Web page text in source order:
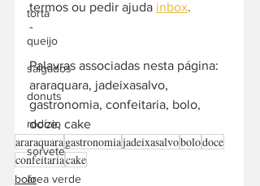
torta
queijo
salgados
donuts
rodízio
sorvete
área verde
termos ou pedir ajuda inbox.
-
Palavras associadas nesta página:
araraquara, jadeixasalvo,
gastronomia, confeitaria, bolo,
doce, cake
araraquaragastronomiajadeixasalvobolodoce
confeitariacake
bolo